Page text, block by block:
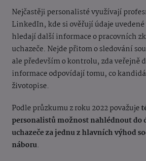
Nejčastěji personalisté využívají
LinkedIn, kde si ověřují údaje
hledají další informace o pracovních
uchazeče. Nejde přitom o sledování
ale především o kontrolu, zda veřejně
informace odpovídají tomu, co
životopise.
Podle průzkumu z roku 2022 považuje
personalistů možnost nahlédnout
uchazeče za jednu z hlavních výhod
náboru.